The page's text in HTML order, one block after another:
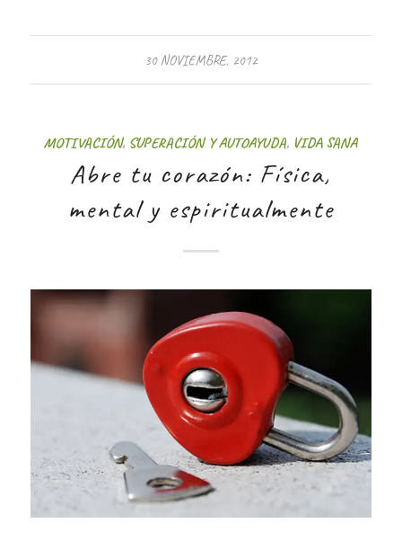
30 NOVIEMBRE, 2012
MOTIVACIÓN, SUPERACIÓN Y AUTOAYUDA, VIDA SANA
Abre tu corazón: Física,
mental y espiritualmente